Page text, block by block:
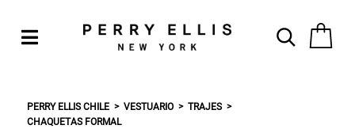
PERRY ELLIS CHILE VESTUARIO
TRAJES
CHAQUETAS FORMAL